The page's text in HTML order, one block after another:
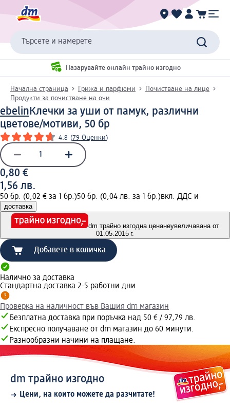
Търсете и намерете
Пазарувайте онлайн трайно изгодно
Начална страница Грижа и парфюми
Почистване на лице
Продукти за почистване на очи
ebelin Клечки за уши от памук, различни
цветове/мотиви, 50 бр
4.8 (79 Оценки)
0,80 €
1,56 лв.
50 бр. (0,02 € за 1 бр.)50 бр. (0,04 лв. за 1 бр.)вкл. ДДС и
доставка
dm трайно изгодна ценанеувеличавана от
01.05.2015 г.
Добавете в количка
Налично за доставка
Стандартна доставка 2-5 работни дни
Проверка на наличност във Вашия dm магазин
Безплатна доставка при поръчка над 50 € / 97,79 лв.
Експресно получаване от dm магазин до 60 минути.
Разнообразни начини на плащане.
dm трайно изгодно
Цени, на които можете да разчитате!